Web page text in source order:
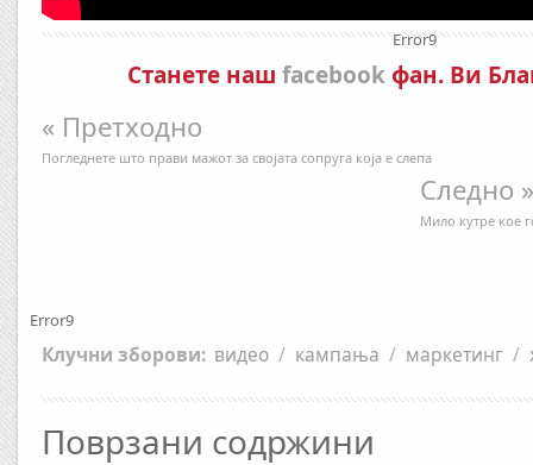
Станете наш facebookфан. Ви
« Претходно
Погледнете што прави мажот за својата сопруга која е слепа
Следно »
Мило кутре кое
Error9
Error9
Клучни зборови: видео / кампања / маркетинг /
Поврзани содржини